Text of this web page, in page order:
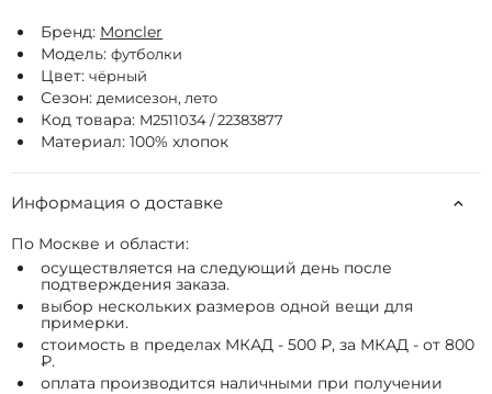
Бренд: Moncler
Модель: футболки
Цвет: чёрный
Сезон: демисезон, лето
Код товара: M2511034 / 22383877
Материал: 100% хлопок
Информация о доставке
По Москве и области:
осуществляется на следующий день после
подтверждения заказа.
выбор нескольких размеров одной вещи для
примерки.
стоимость в пределах МКАД - 500 ₽, за МКАД - от 800
₽.
оплата производится наличными при получении